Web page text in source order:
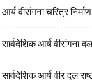
आर्य वीरांगना चरित्र
सार्वदेशिक आर्य वीरांगना
सार्वदेशिक आर्य वीर दल